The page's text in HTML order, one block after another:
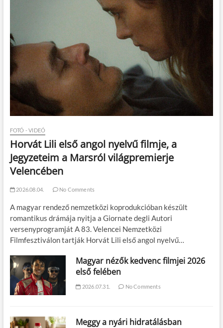
FOTÓ - VIDEÓ
Horvát Lili első angol nyelvű filmje, a
Jegyzeteim a Marsról világpremierje
Velencében
2026.08.04. No Comments
A magyar rendező nemzetközi koprodukcióban készült
romantikus drámája nyitja a Giornate degli Autori
versenyprogramját A 83. Velencei Nemzetközi
Filmfesztiválon tartják Horvát Lili első angol nyelvű…
Magyar nézők kedvenc filmjei 2026
első felében
2026.07.31. No Comments
Meggy a nyári hidratálásban